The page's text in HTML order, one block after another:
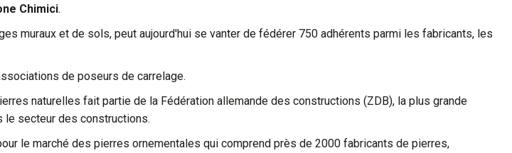
Chimici.
muraux et de sols, peut aujourd'hui se vanter de fédérer 750 adhérents parmi les fabricants, les
de poseurs de carrelage.
naturelles fait partie de la Fédération allemande des constructions (ZDB), la plus grande
le secteur des constructions.
le marché des pierres ornementales qui comprend près de 2000 fabricants de pierres,